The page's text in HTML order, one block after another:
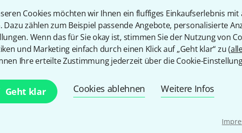
Cookies möchten wir Ihnen ein fluffiges Einkaufserlebnis
Dazu zählen zum Beispiel passende Angebote, personalisierte
Wenn das für Sie okay ist, stimmen Sie der Nutzung von
und Marketing einfach durch einen Klick auf „Geht klar“ zu (
Ihre erteilte Zustimmung jederzeit über die Cookie-
Geht klar Cookies ablehnen Weitere Infos
die sich dieses Produkt